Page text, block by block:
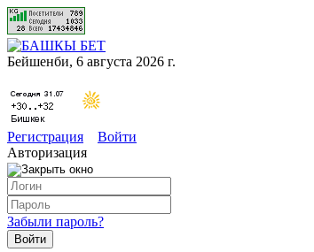
Бейшенби, 6 августа 2026 г.
Регистрация
Войти
Авторизация
Забыли пароль?